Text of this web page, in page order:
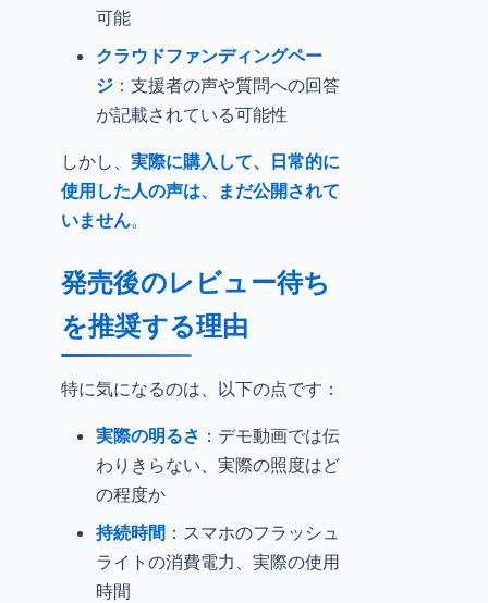
可能
クラウドファンディングペー
ジ ：支援者の声や質問への回答
が記載されている可能性
しかし、 実際に購入して、日常的に
使用した人の声は、まだ公開されて
いません。
発売後のレビュー待ち
を推奨する理由
特に気になるのは、以下の点です：
実際の明るさ ：デモ動画では伝
わりきらない、実際の照度はど
の程度か
持続時間 ：スマホのフラッシュ
ライトの消費電力、実際の使用
時間